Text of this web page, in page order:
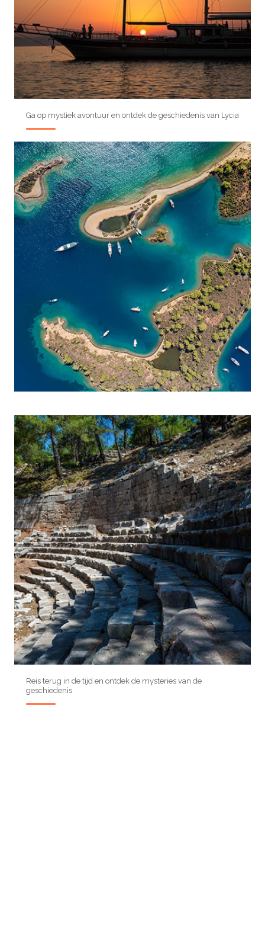
Ga op mystiek avontuur en ontdek de geschiedenis van Lycia
Reis terug in de tijd en ontdek de mysteries van de
geschiedenis